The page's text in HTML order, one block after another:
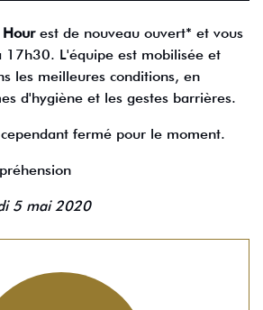
Hour est de nouveau ouvert* et vous
17h30. L'équipe est mobilisée et
les meilleures conditions, en
d'hygiène et les gestes barrières.
fermé pour le moment.
5 mai 2020